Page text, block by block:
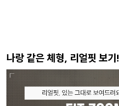
나랑 같은 체형, 리얼핏 보기!